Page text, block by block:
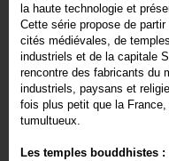
la haute technologie et
Cette série propose de
cités médiévales, de
industriels et de la capitale
rencontre des fabricants du
industriels, paysans et
fois plus petit que la
tumultueux.
Les temples bouddhistes :